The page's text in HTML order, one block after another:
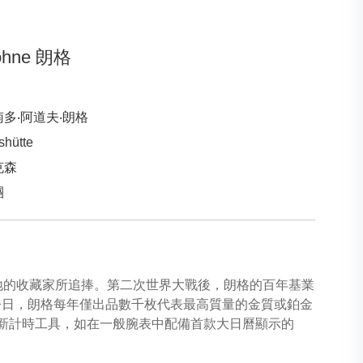
朗格
‧阿道夫‧朗格
森
收藏家所追捧。第二次世界大戰後，朗格的百年基業
，朗格每年僅出品數千枚代表最高質量的金質或鉑金
時工具，如在一般腕表中配備首款大日曆顯示的